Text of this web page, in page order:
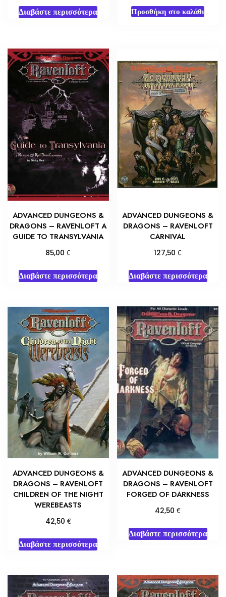
Διαβάστε περισσότερα Προσθήκη στο καλάθι
ADVANCED DUNGEONS &
DRAGONS – RAVENLOFT A
GUIDE TO TRANSYLVANIA
85,00€
Διαβάστε περισσότερα
ADVANCED DUNGEONS &
DRAGONS – RAVENLOFT
CARNIVAL
127,50€
Διαβάστε περισσότερα
ADVANCED DUNGEONS &
DRAGONS – RAVENLOFT
CHILDREN OF THE NIGHT
WEREBEASTS
42,50 €
Διαβάστε περισσότερα
ADVANCED DUNGEONS &
DRAGONS – RAVENLOFT
FORGED OF DARKNESS
42,50€
Διαβάστε περισσότερα